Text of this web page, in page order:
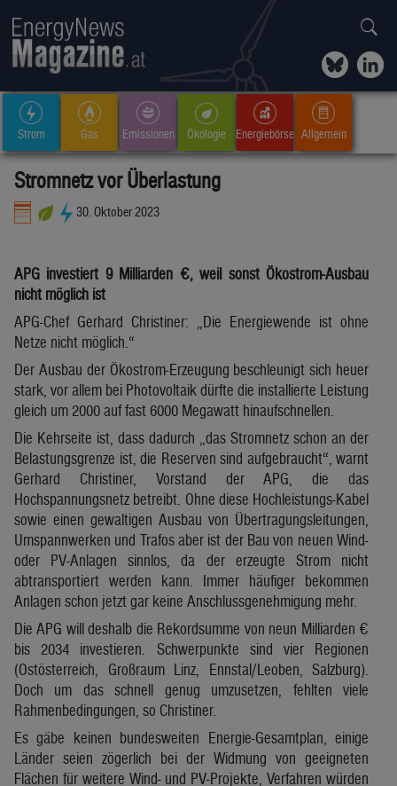
Strom Gas Emissionen Ökologie Energiebörse Allgemein
Stromnetz vor Überlastung
30. Oktober 2023
APG investiert 9 Milliarden €, weil sonst Ökostrom-Ausbau
nicht möglich ist
APG-Chef Gerhard Christiner: „Die Energiewende ist ohne
Netze nicht möglich.“
Der Ausbau der Ökostrom-Erzeugung beschleunigt sich heuer
stark, vor allem bei Photovoltaik dürfte die installierte Leistung
gleich um 2000 auf fast 6000 Megawatt hinaufschnellen.
Die Kehrseite ist, dass dadurch „das Stromnetz schon an der
Belastungsgrenze ist, die Reserven sind aufgebraucht“, warnt
Gerhard Christiner, Vorstand der APG, die das
Hochspannungsnetz betreibt. Ohne diese Hochleistungs-Kabel
sowie einen gewaltigen Ausbau von Übertragungsleitungen,
Umspannwerken und Trafos aber ist der Bau von neuen Wind-
oder PV-Anlagen sinnlos, da der erzeugte Strom nicht
abtransportiert werden kann. Immer häufiger bekommen
Anlagen schon jetzt gar keine Anschlussgenehmigung mehr.
Die APG will deshalb die Rekordsumme von neun Milliarden €
bis 2034 investieren. Schwerpunkte sind vier Regionen
(Ostösterreich, Großraum Linz, Ennstal/Leoben, Salzburg).
Doch um das schnell genug umzusetzen, fehlten viele
Rahmenbedingungen, so Christiner.
Es gäbe keinen bundesweiten Energie-Gesamtplan, einige
Länder seien zögerlich bei der Widmung von geeigneten
Flächen für weitere Wind- und PV-Projekte, Verfahren würden